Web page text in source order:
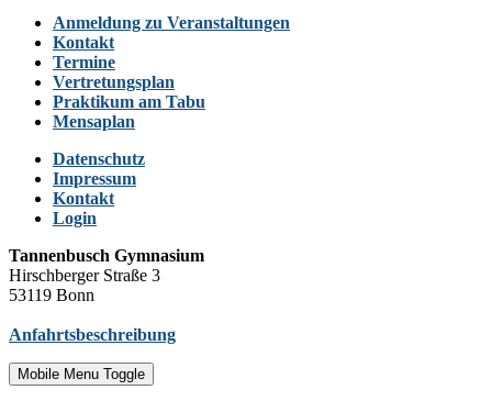
Anmeldung zu Veranstaltungen
Kontakt
Termine
Vertretungsplan
Praktikum am Tabu
Mensaplan
Datenschutz
Impressum
Kontakt
Login
Tannenbusch Gymnasium
Hirschberger Straße 3
53119 Bonn
Anfahrtsbeschreibung
Mobile Menu Toggle